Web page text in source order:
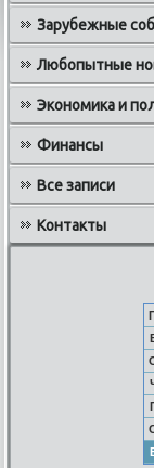
Зарубежные
Любопытные
Экономика и
Финансы
Все записи
Контакты